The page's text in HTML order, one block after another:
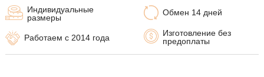
Обмен 14 дней
Изготовление без
предоплаты
Индивидуальные
размеры
Работаем с 2014 года